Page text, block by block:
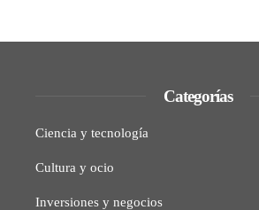
Categorías
Ciencia y tecnología
Cultura y ocio
Inversiones y negocios